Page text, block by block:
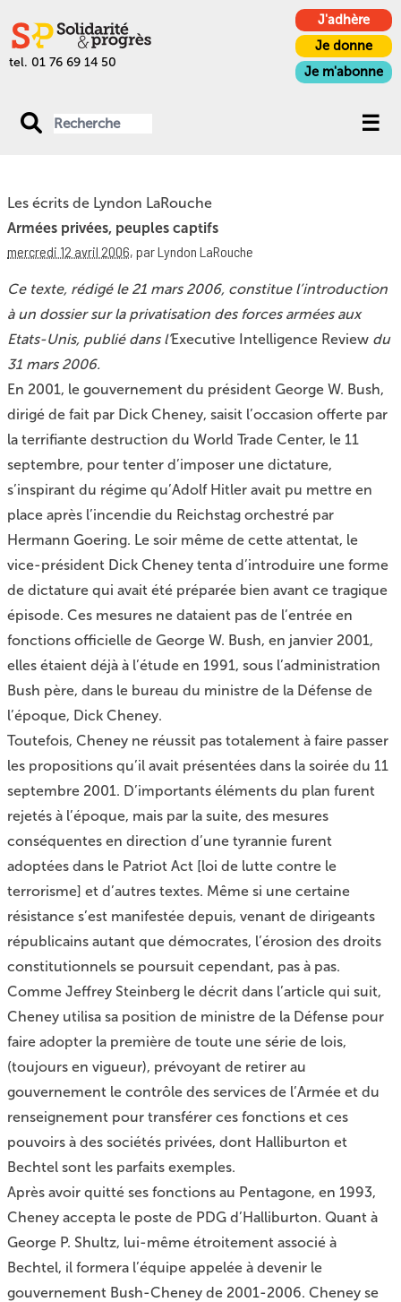
tel. 01 76 69 14 50
J'adhère
Je donne
Je m'abonne
Les écrits de Lyndon LaRouche
Armées privées, peuples captifs
mercredi 12 avril 2006, par Lyndon LaRouche
Ce texte, rédigé le 21 mars 2006, constitue l’introduction
à un dossier sur la privatisation des forces armées aux
Etats-Unis, publié dans l’Executive Intelligence Review du
31 mars 2006.
En 2001, le gouvernement du président George W. Bush,
dirigé de fait par Dick Cheney, saisit l’occasion offerte par
la terrifiante destruction du World Trade Center, le 11
septembre, pour tenter d’imposer une dictature,
s’inspirant du régime qu’Adolf Hitler avait pu mettre en
place après l’incendie du Reichstag orchestré par
Hermann Goering. Le soir même de cette attentat, le
vice-président Dick Cheney tenta d’introduire une forme
de dictature qui avait été préparée bien avant ce tragique
épisode. Ces mesures ne dataient pas de l’entrée en
fonctions officielle de George W. Bush, en janvier 2001,
elles étaient déjà à l’étude en 1991, sous l’administration
Bush père, dans le bureau du ministre de la Défense de
l’époque, Dick Cheney.
Toutefois, Cheney ne réussit pas totalement à faire passer
les propositions qu’il avait présentées dans la soirée du 11
septembre 2001. D’importants éléments du plan furent
rejetés à l’époque, mais par la suite, des mesures
conséquentes en direction d’une tyrannie furent
adoptées dans le Patriot Act [loi de lutte contre le
terrorisme] et d’autres textes. Même si une certaine
résistance s’est manifestée depuis, venant de dirigeants
républicains autant que démocrates, l’érosion des droits
constitutionnels se poursuit cependant, pas à pas.
Comme Jeffrey Steinberg le décrit dans l’article qui suit,
Cheney utilisa sa position de ministre de la Défense pour
faire adopter la première de toute une série de lois,
(toujours en vigueur), prévoyant de retirer au
gouvernement le contrôle des services de l’Armée et du
renseignement pour transférer ces fonctions et ces
pouvoirs à des sociétés privées, dont Halliburton et
Bechtel sont les parfaits exemples.
Après avoir quitté ses fonctions au Pentagone, en 1993,
Cheney accepta le poste de PDG d’Halliburton. Quant à
George P. Shultz, lui-même étroitement associé à
Bechtel, il formera l’équipe appelée à devenir le
gouvernement Bush-Cheney de 2001-2006. Cheney se